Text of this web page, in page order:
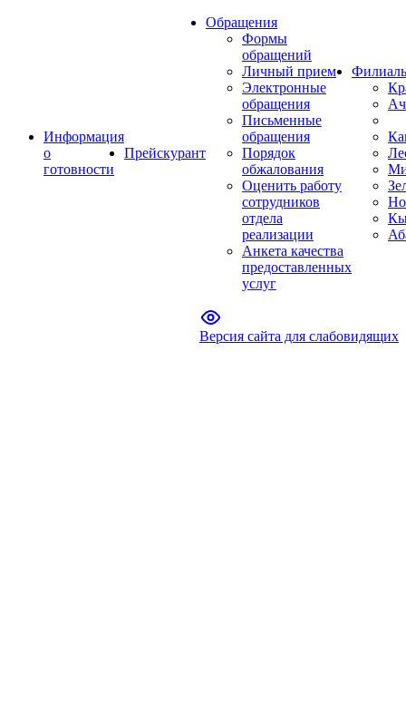
Информация
о
готовности
Прейскурант
Обращения
Формы
обращений
Личный прием
Электронные
обращения
Письменные
обращения
Порядок
обжалования
Оценить работу
сотрудников
отдела
реализации
Анкета качества
предоставленных
услуг
Версия сайта для слабовидящих